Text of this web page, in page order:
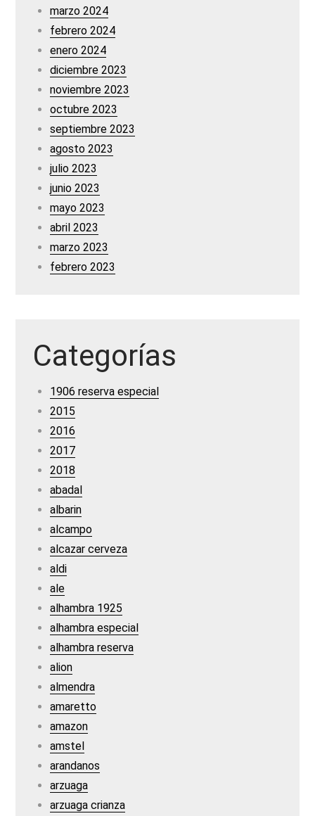
marzo 2024
febrero 2024
enero 2024
diciembre 2023
noviembre 2023
octubre 2023
septiembre 2023
agosto 2023
julio 2023
junio 2023
mayo 2023
abril 2023
marzo 2023
febrero 2023
Categorías
1906 reserva especial
2015
2016
2017
2018
abadal
albarin
alcampo
alcazar cerveza
aldi
ale
alhambra 1925
alhambra especial
alhambra reserva
alion
almendra
amaretto
amazon
amstel
arandanos
arzuaga
arzuaga crianza